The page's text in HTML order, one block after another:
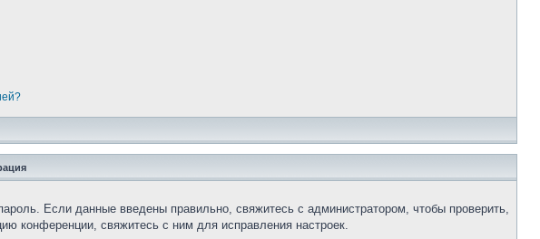
Если данные введены правильно, свяжитесь с администратором, чтобы проверить,
конференции, свяжитесь с ним для исправления настроек.